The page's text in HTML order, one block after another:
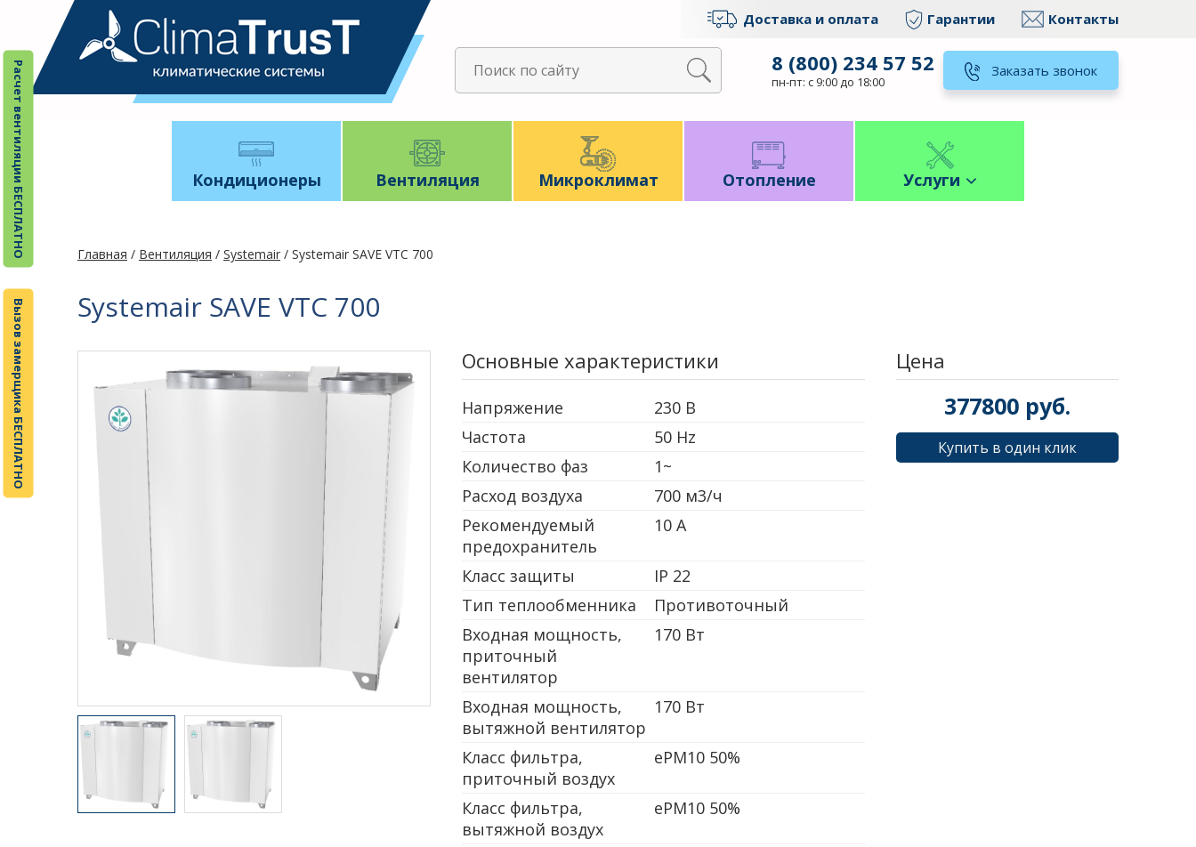
Расчет вентиляции БЕСПЛАТНО
Вызов замерщика БЕСПЛАТНО
Доставка и оплата Гарантии Контакты
8 (800) 234 57 52
пн-пт: с 9:00 до 18:00
Заказать звонок
Кондиционеры Вентиляция Микроклимат Отопление Услуги
Главная / Вентиляция / Systemair / Systemair SAVE VTC 700
Systemair SAVE VTC 700
Основные характеристики
Напряжение
230 В
Частота
50 Hz
Количество фаз
1~
Расход воздуха
700 м3/ч
Рекомендуемый
предохранитель
10 А
Класс защиты
IP 22
Тип теплообменника
Противоточный
Входная мощность,
приточный
вентилятор
170 Вт
Входная мощность,
вытяжной вентилятор
170 Вт
Класс фильтра,
приточный воздух
ePM10 50%
Класс фильтра,
вытяжной воздух
ePM10 50%
Цена
377800 руб.
Купить в один клик